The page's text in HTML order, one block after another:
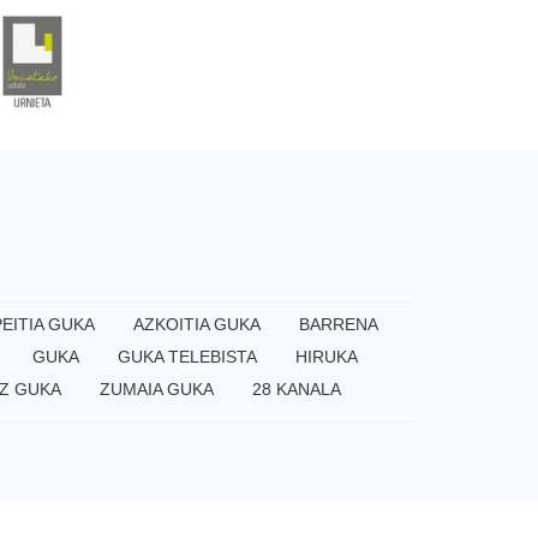
GUKA AZKOITIA GUKA
BARRENA
GUKA GUKA TELEBISTA
HIRUKA
GUKA ZUMAIA GUKA 28 KANALA